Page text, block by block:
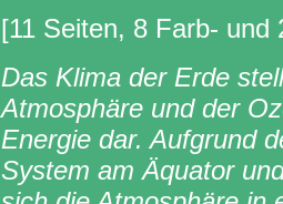
[11 Seiten, 8 Farb- und
Das Klima der Erde
Atmosphäre und der
Energie dar. Aufgrund
System am Äquator